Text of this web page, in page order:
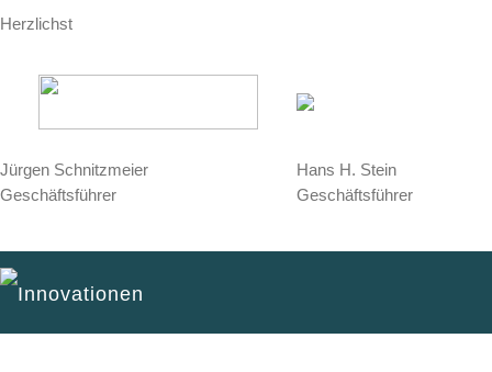
Herzlichst
Jürgen Schnitzmeier
Geschäftsführer
Hans H. Stein
Geschäftsführer
Innovationen